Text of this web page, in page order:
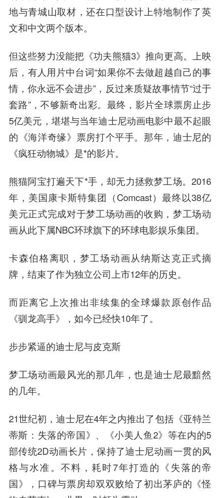
地与青城山取材，还在口型设计上特地制作了英
文和中文两个版本。
但这些努力没能把《功夫熊猫3》推向更高。上映
后，有人用片中台词“如果你不去做超越自己的事
情，你永远不会进步”，反过来质疑故事情节“过于
套路”，不够新奇出彩。最终，影片全球票房止步
5亿美元，堪堪与当年迪士尼动画电影中最不起眼
的《海洋奇缘》票房打个平手。那年，迪士尼的
《疯狂动物城》是*的影片。
熊猫阿宝打遍天下*手，却无力拯救梦工场。2016
年，美国康卡斯特集团（Comcast）最终以38亿
美元正式完成对于梦工场动画的收购，梦工场动
画从此下属NBC环球旗下的环球电影娱乐集团。
卡森伯格离职，梦工场动画从纳斯达克正式摘
牌，结束了作为独立公司上市12年的历史。
而距离它上次推出非续集的全球爆款原创作品
《驯龙高手》，如今已经快10年了。
步步紧逼的迪士尼与皮克斯
梦工场动画最风光的那几年，也是迪士尼最黯然
的几年。
21世纪初，迪士尼在4年之内推出了包括《亚特兰
蒂斯：失落的帝国》、《小美人鱼2》等在内的5
部传统2D动画长片，保持了迪士尼动画一贯的风
格与水准。不料，耗时7年打造的《失落的帝
国》，口碑与票房却双双败给了初出茅庐的《怪